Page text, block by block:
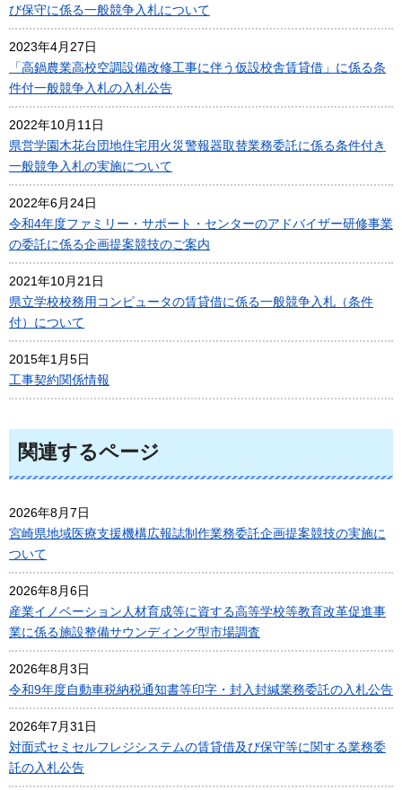
び保守に係る一般競争入札について
2023年4月27日
「高鍋農業高校空調設備改修工事に伴う仮設校舎賃貸借」に係る条
件付一般競争入札の入札公告
2022年10月11日
県営学園木花台団地住宅用火災警報器取替業務委託に係る条件付き
一般競争入札の実施について
2022年6月24日
令和4年度ファミリー・サポート・センターのアドバイザー研修事業
の委託に係る企画提案競技のご案内
2021年10月21日
県立学校校務用コンピュータの賃貸借に係る一般競争入札（条件
付）について
2015年1月5日
工事契約関係情報
関連するページ
2026年8月7日
宮崎県地域医療支援機構広報誌制作業務委託企画提案競技の実施に
ついて
2026年8月6日
産業イノベーション人材育成等に資する高等学校等教育改革促進事
業に係る施設整備サウンディング型市場調査
2026年8月3日
令和9年度自動車税納税通知書等印字・封入封緘業務委託の入札公告
2026年7月31日
対面式セミセルフレジシステムの賃貸借及び保守等に関する業務委
託の入札公告